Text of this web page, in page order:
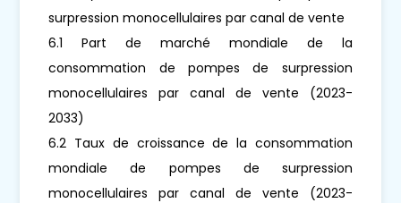
surpression monocellulaires par canal de vente
6.1 Part de marché mondiale de la
consommation de pompes de surpression
monocellulaires par canal de vente (2023-
2033)
6.2 Taux de croissance de la consommation
mondiale de pompes de surpression
monocellulaires par canal de vente (2023-